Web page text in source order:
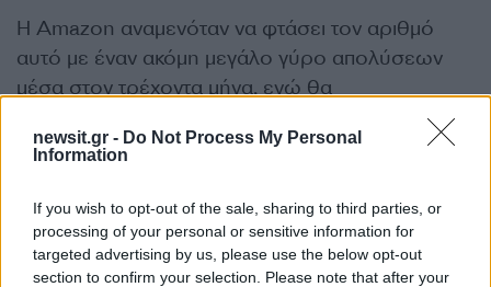
newsit.gr - Do Not Process My Personal
Information
If you wish to opt-out of the sale, sharing to third parties, or
processing of your personal or sensitive information for
targeted advertising by us, please use the below opt-out
section to confirm your selection. Please note that after your
Η Amazon αναμενόταν να φτάσει τον αριθμό
αυτό με έναν ακόμη μεγάλο γύρο απολύσεων
μέσα στον τρέχοντα μήνα, ενώ θα
ακολουθούσαν επιπλέον περικοπές προσωπικού
έως και το τέλος Μαΐου.